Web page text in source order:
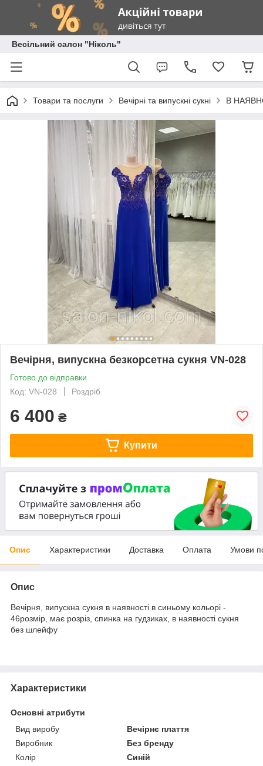
Весільний салон "Ніколь"
Товари та послуги Вечірні та випускні сукні В
Вечірня, випускна безкорсетна сукня VN-028
Готово до відправки
Код: VN-028
Роздріб
6 400 ₴
Купити
Опис Характеристики Доставка Оплата Умови
Опис
Вечірня, випускна сукня в наявності в синьому кольорі -
46розмір, має розріз, спинка на гудзиках, в наявності сукня
без шлейфу
Характеристики
Основні атрибути
Вид виробу
Вечірнє плаття
Виробник
Без бренду
Колір
Синій